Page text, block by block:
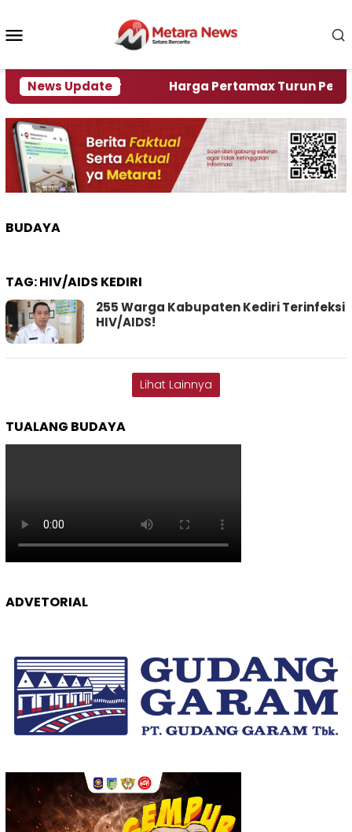
konten
News Update
Krisi Air Harga Pertamax Turun Per Hari
BUDAYA
TAG:HIV/AIDS KEDIRI
255 Warga Kabupaten Kediri Terinfeksi
HIV/AIDS!
Lihat Lainnya
TUALANG BUDAYA
ADVETORIAL